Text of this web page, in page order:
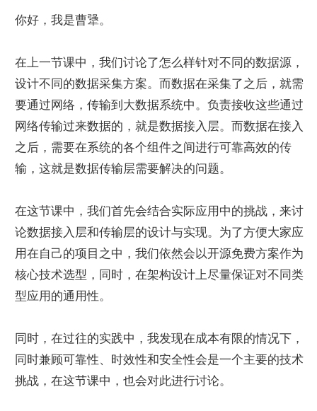
你好，我是曹犟。
在上一节课中，我们讨论了怎么样针对不同的数据源，
设计不同的数据采集方案。而数据在采集了之后，就需
要通过网络，传输到大数据系统中。负责接收这些通过
网络传输过来数据的，就是数据接入层。而数据在接入
之后，需要在系统的各个组件之间进行可靠高效的传
输，这就是数据传输层需要解决的问题。
在这节课中，我们首先会结合实际应用中的挑战，来讨
论数据接入层和传输层的设计与实现。为了方便大家应
用在自己的项目之中，我们依然会以开源免费方案作为
核心技术选型，同时，在架构设计上尽量保证对不同类
型应用的通用性。
同时，在过往的实践中，我发现在成本有限的情况下，
同时兼顾可靠性、时效性和安全性会是一个主要的技术
挑战，在这节课中，也会对此进行讨论。